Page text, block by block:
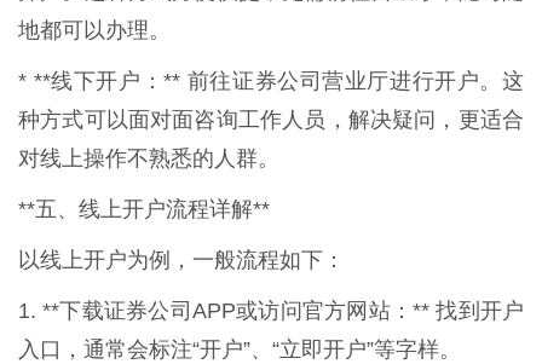
地都可以办理。
* **线下开户：** 前往证券公司营业厅进行开户。这
种方式可以面对面咨询工作人员，解决疑问，更适合
对线上操作不熟悉的人群。
**五、线上开户流程详解**
以线上开户为例，一般流程如下：
1. **下载证券公司APP或访问官方网站：** 找到开户
入口，通常会标注“开户”、“立即开户”等字样。